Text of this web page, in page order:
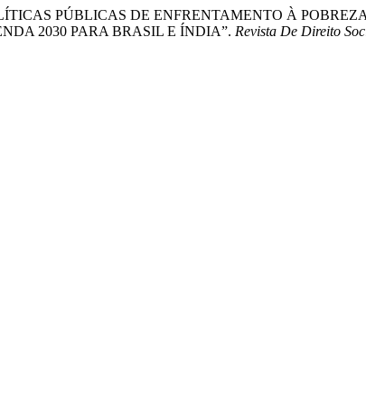
PÚBLICAS DE ENFRENTAMENTO À
2030 PARA BRASIL E ÍNDIA”. Revista De Direito